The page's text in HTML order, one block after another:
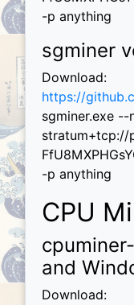
-p anything
sgminer
Download:
https://
sgminer.exe --
stratum+tcp://
-p anything
CPU
and
Download: